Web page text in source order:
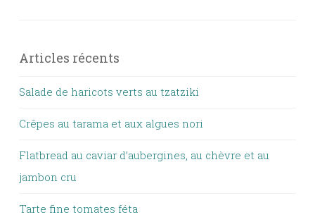
Articles récents
Salade de haricots verts au tzatziki
Crêpes au tarama et aux algues nori
Flatbread au caviar d’aubergines, au chèvre et au
jambon cru
Tarte fine tomates féta